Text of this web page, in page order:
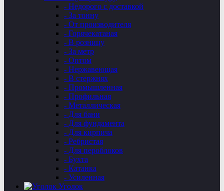
- Недорого с доставкой
- За тонну
- От производителя
- Горячекатаная
- В розницу
- За метр
- Оптом
- Нержавеющая
- В стержнях
- Промышленная
- Профильная
- Металлическая
- Для бани
- Для фундамента
- Для кирпича
- Ребристая
- Для пероблоков
- Бухта
- Катанка
- Усиленная
Уголок